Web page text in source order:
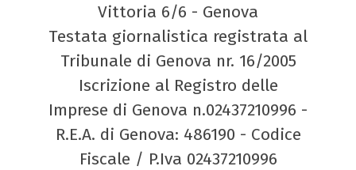
Vittoria 6/6 - Genova
Testata giornalistica registrata al
Tribunale di Genova nr. 16/2005
Iscrizione al Registro delle
Imprese di Genova n.02437210996 -
R.E.A. di Genova: 486190 - Codice
Fiscale / P.Iva 02437210996